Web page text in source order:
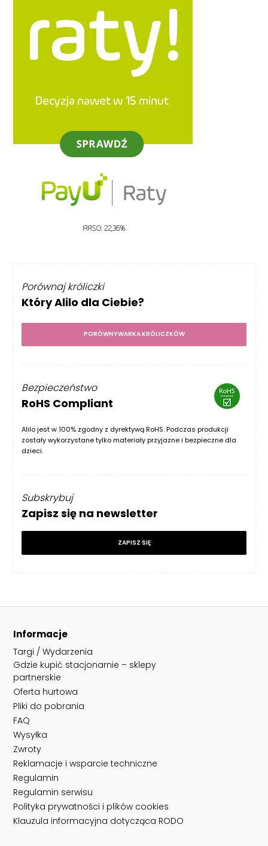
Porównaj króliczki
Który Alilo dla Ciebie?
PORÓWNYWARKA KRÓLICZKÓW
Bezpieczeństwo
RoHS Compliant
Alilo jest w 100% zgodny z dyrektywą RoHS. Podczas produkcji
zostały wykorzystane tylko materiały przyjazne i bezpieczne dla
dzieci.
Subskrybuj
Zapisz się na newsletter
ZAPISZ SIĘ
Informacje
Targi / Wydarzenia
Gdzie kupić stacjonarnie – sklepy
partnerskie
Oferta hurtowa
Pliki do pobrania
FAQ
Wysyłka
Zwroty
Reklamacje i wsparcie techniczne
Regulamin
Regulamin serwisu
Polityka prywatności i plików cookies
Klauzula informacyjna dotycząca RODO